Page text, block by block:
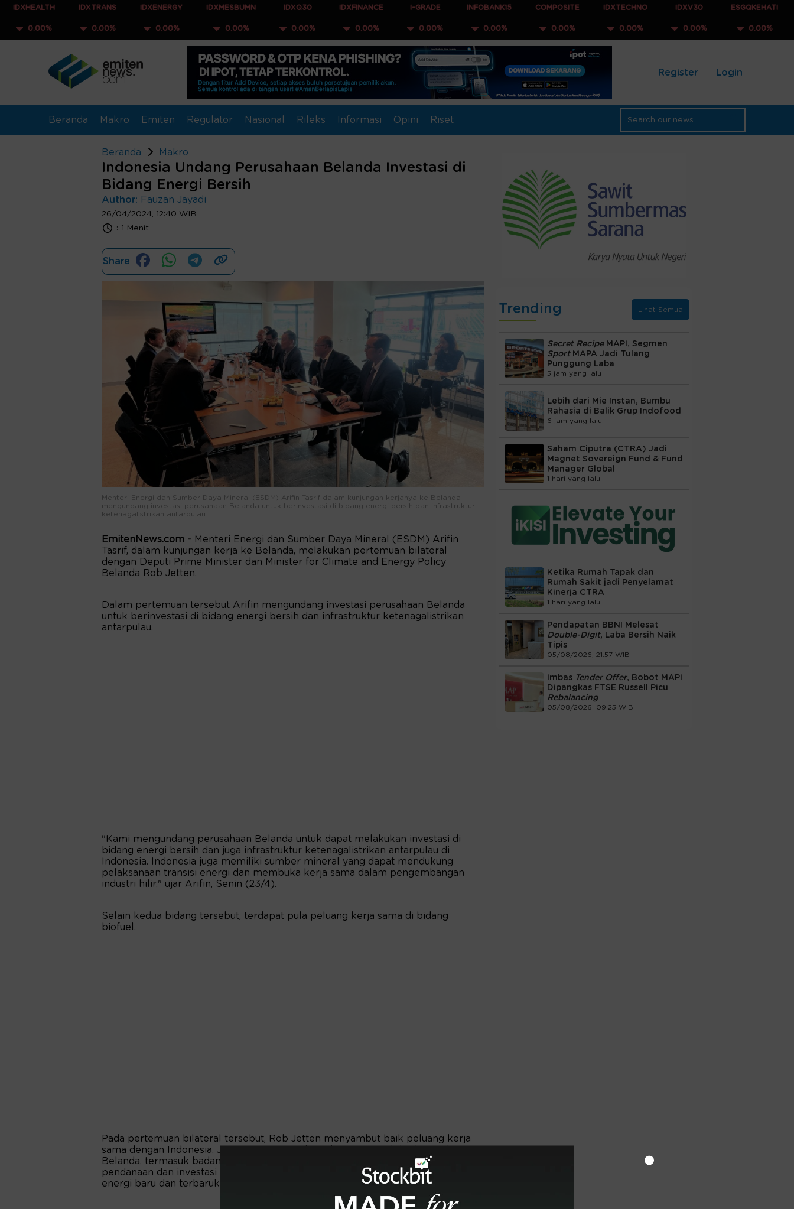
IDXTRANS
0.00%
IDXENERGY
0.00%
IDXMESBUMN
0.00%
IDXQ30
0.00%
IDXFINANCE
0.00%
I-GRADE
0.00%
INFOBANK15
0.00%
COMPOSITE
0.00%
IDXTECHNO
0.00%
IDXV30
0.00%
ESGQKEHATI
0.00%
Register Login
Beranda Makro Emiten Regulator Nasional Rileks Informasi Opini Riset
Beranda Makro
Indonesia Undang Perusahaan Belanda Investasi di
Bidang Energi Bersih
Author: Fauzan Jayadi
26/04/2024, 12:40 WIB
: 1 Menit
Share
Menteri Energi dan Sumber Daya Mineral (ESDM) Arifin Tasrif dalam kunjungan kerjanya ke Belanda
mengundang investasi perusahaan Belanda untuk berinvestasi di bidang energi bersih dan infrastruktur
ketenagalistrikan antarpulau.
EmitenNews.com - Menteri Energi dan Sumber Daya Mineral (ESDM) Arifin
Tasrif, dalam kunjungan kerja ke Belanda, melakukan pertemuan bilateral
dengan Deputi Prime Minister dan Minister for Climate and Energy Policy
Belanda Rob Jetten.
Dalam pertemuan tersebut Arifin mengundang investasi perusahaan Belanda
untuk berinvestasi di bidang energi bersih dan infrastruktur ketenagalistrikan
antarpulau.
"Kami mengundang perusahaan Belanda untuk dapat melakukan investasi di
bidang energi bersih dan juga infrastruktur ketenagalistrikan antarpulau di
Indonesia. Indonesia juga memiliki sumber mineral yang dapat mendukung
pelaksanaan transisi energi dan membuka kerja sama dalam pengembangan
industri hilir," ujar Arifin, Senin (23/4).
Selain kedua bidang tersebut, terdapat pula peluang kerja sama di bidang
biofuel.
Pada pertemuan bilateral tersebut, Rob Jetten menyambut baik peluang kerja
sama dengan Indonesia. Jetten menyampaikan akan mengajak badan usaha
Belanda, termasuk badan usaha di Uni Eropa, dan mengonsolidasikan dukungan
pendanaan dan investasi pengembangan infrastruktur ketenagalistrikan serta
energi baru dan terbarukan.
Trending Lihat Semua
Secret RecipeMAPI, Segmen
Sport MAPA Jadi Tulang
Punggung Laba
5 jam yang lalu
Lebih dari Mie Instan, Bumbu
Rahasia di Balik Grup Indofood
6 jam yang lalu
Saham Ciputra (CTRA) Jadi
Magnet Sovereign Fund & Fund
Manager Global
1 hari yang lalu
Ketika Rumah Tapak dan
Rumah Sakit jadi Penyelamat
Kinerja CTRA
1 hari yang lalu
Pendapatan BBNI Melesat
Double-Digit, Laba Bersih Naik
Tipis
05/08/2026, 21:57 WIB
Imbas Tender Offer, Bobot MAPI
Dipangkas FTSE Russell Picu
Rebalancing
05/08/2026, 09:25 WIB